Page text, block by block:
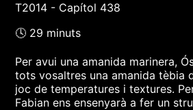
T2014 - Capítol 438
🕓 29 minuts
Per avui una amanida marinera,
tots vosaltres una amanida tèbia
joc de temperatures i textures.
Fabian ens ensenyarà a fer un